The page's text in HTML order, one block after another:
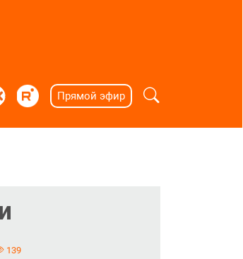
Прямой эфир
139